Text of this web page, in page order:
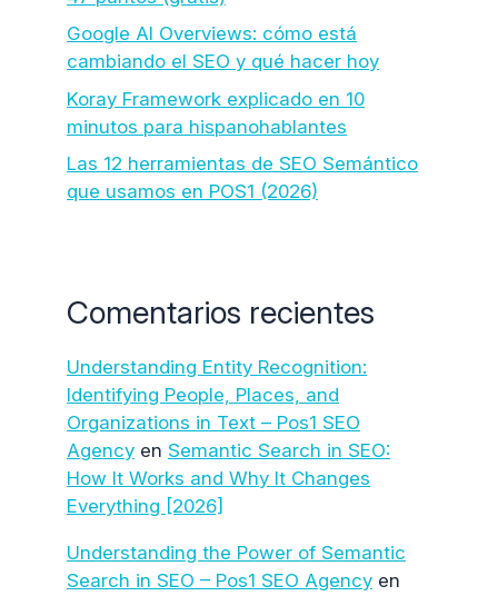
Google AI Overviews: cómo está
cambiando el SEO y qué hacer hoy
Koray Framework explicado en 10
minutos para hispanohablantes
Las 12 herramientas de SEO Semántico
que usamos en POS1 (2026)
Comentarios recientes
Understanding Entity Recognition:
Identifying People, Places, and
Organizations in Text – Pos1 SEO
Agency en Semantic Search in SEO:
How It Works and Why It Changes
Everything [2026]
Understanding the Power of Semantic
Search in SEO – Pos1 SEO Agency en